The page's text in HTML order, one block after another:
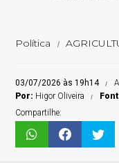
Política
03/07/2026 às 19h14
Por: Higor Oliveira
Compartilhe: